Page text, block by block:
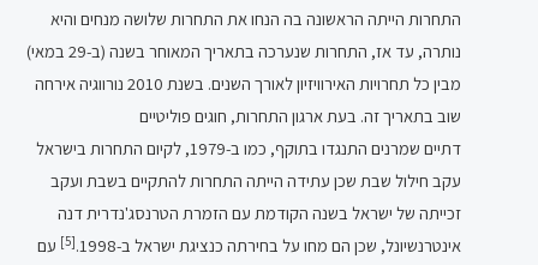
התחרות הייתה הראשונה בה הנחו את התחרות שלושה מנחים והיא
נותרה, עד אז, התחרות שנערכה בתאריך המאוחר בשנה (ב-29 במאי)
מבין כל תחרויות האירוויזיון לאורך השנים. בשנת 2010 נורווגיה אירחה
שוב בתאריך זה. בעת ארגון התחרות, חוגים פוליטיים
דתיים שמרנים התנגדו בתוקף, כמו ב-1979, לקיום התחרות בישראל
עקב חילול שבת שכן עתידה הייתה התחרות להתקיים בשבת ועקב
זכייתה של ישראל בשנה הקודמת עם הזמרת הטרנסג'נדרית דנה
אינטרנשיונל, שכן הם מחו על בחירתה כנציגת ישראל ב-1998.
[5]
עם